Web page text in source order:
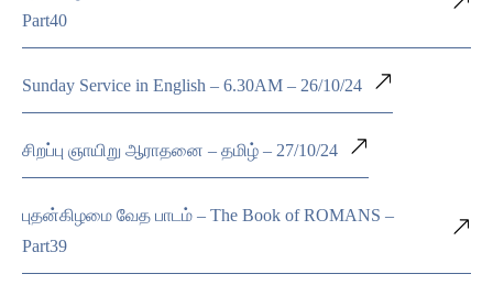
Part40
Sunday Service in English – 6.30AM – 26/10/24
சிறப்பு ஞாயிறு ஆராதனை – தமிழ் – 27/10/24
புதன்கிழமை வேத பாடம் – The Book of ROMANS –
Part39